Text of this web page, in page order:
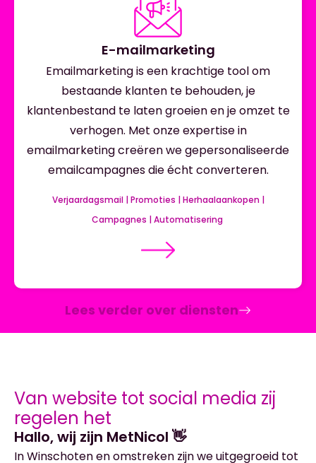
E-mailmarketing
Emailmarketing is een krachtige tool om
bestaande klanten te behouden, je
klantenbestand te laten groeien en je omzet te
verhogen. Met onze expertise in
emailmarketing creëren we gepersonaliseerde
emailcampagnes die écht converteren.
Verjaardagsmail | Promoties | Herhaalaankopen |
Campagnes | Automatisering
Lees verder over diensten
Van website tot social media zij
regelen het
Hallo, wij zijn MetNicol 👋
In Winschoten en omstreken zijn we uitgegroeid tot